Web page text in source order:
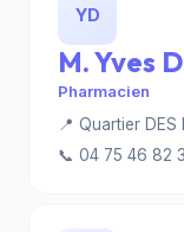
YD
M. Yves
Pharmacien
📍 Quartier
📞 04 75 46 82